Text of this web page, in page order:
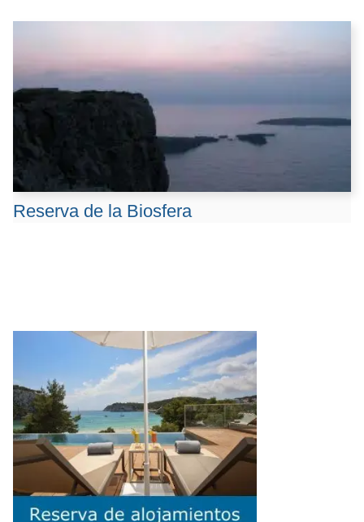
Reserva de la Biosfera